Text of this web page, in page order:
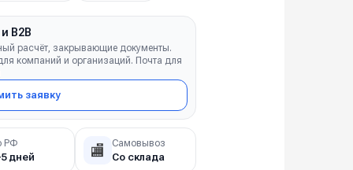
B2B
расчёт, закрывающие документы.
компаний и организаций. Почта для
заявку
РФ
дней 🏬 Самовывоз
Со склада